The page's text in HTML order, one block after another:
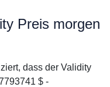
Preis morgen
dass der Validity
$ -